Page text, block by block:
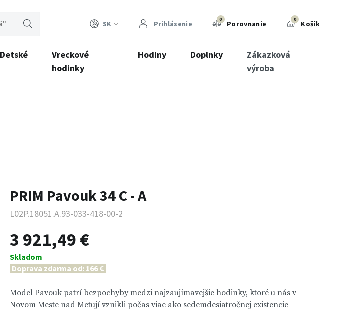
SK Prihlásenie 0 Porovnanie 0 Košík
Detské
Vreckové
hodinky
Hodiny Doplnky
Zákazková
výroba
PRIM Pavouk 34 C - A
L02P.18051.A.93-033-418-00-2
3 921,49 €
Skladom
Doprava zdarma od: 166 €
Model Pavouk patrí bezpochyby medzi najzaujímavejšie hodinky, ktoré u nás v
Novom Meste nad Metují vznikli počas viac ako sedemdesiatročnej existencie